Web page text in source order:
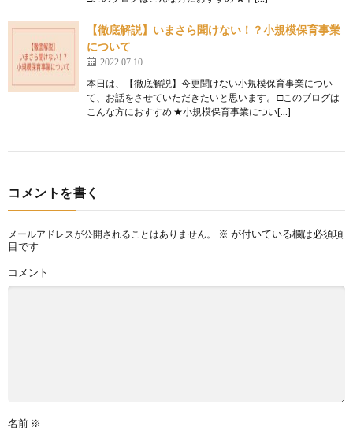
【徹底解説】いまさら聞けない！？小規模保育事業
について
2022.07.10
本日は、【徹底解説】今更聞けない小規模保育事業につい
て、お話をさせていただきたいと思います。 □このブログは
こんな方におすすめ ★小規模保育事業につい[…]
コメントを書く
メールアドレスが公開されることはありません。 ※ が付いている欄は必須項
目です
コメント
名前 ※